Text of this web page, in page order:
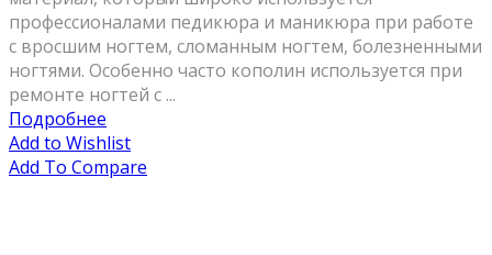
профессионалами педикюра и маникюра при работе
с вросшим ногтем, сломанным ногтем, болезненными
ногтями. Особенно часто кополин используется при
ремонте ногтей с ...
Подробнее
Add to Wishlist
Add To Compare